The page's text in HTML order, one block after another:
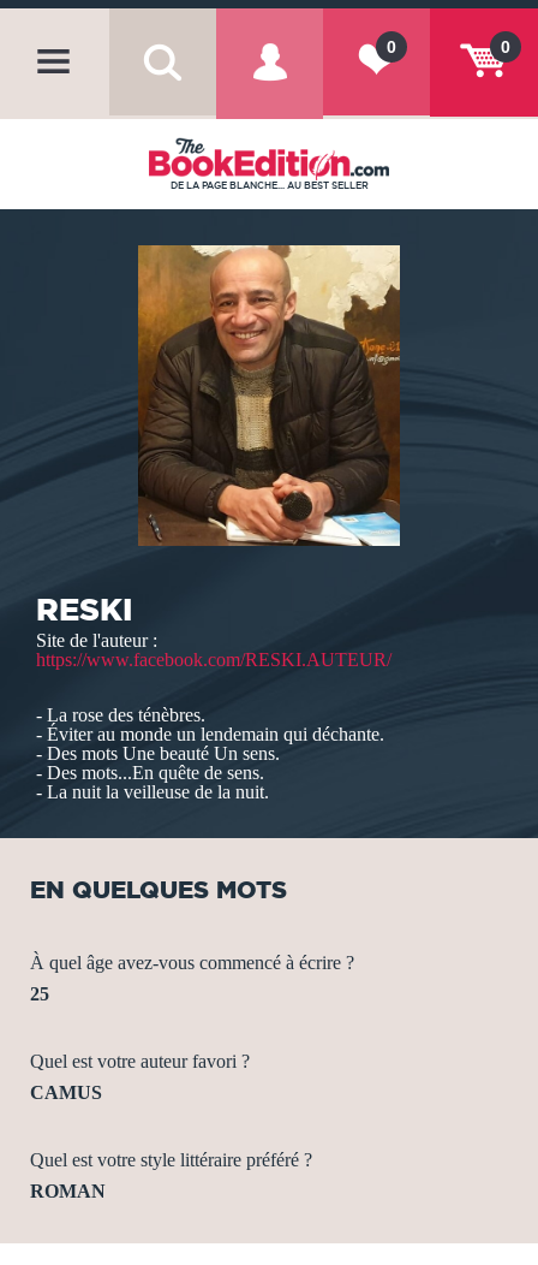
0
0
DE LA PAGE BLANCHE... AU BEST SELLER
RESKI
Site de l'auteur :
https://www.facebook.com/RESKI.AUTEUR/
- La rose des ténèbres.
- Éviter au monde un lendemain qui déchante.
- Des mots Une beauté Un sens.
- Des mots...En quête de sens.
- La nuit la veilleuse de la nuit.
EN QUELQUES MOTS
À quel âge avez-vous commencé à écrire ?
25
Quel est votre auteur favori ?
CAMUS
Quel est votre style littéraire préféré ?
ROMAN